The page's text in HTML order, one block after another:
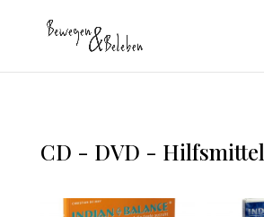
CD - DVD - Hilfsmittel